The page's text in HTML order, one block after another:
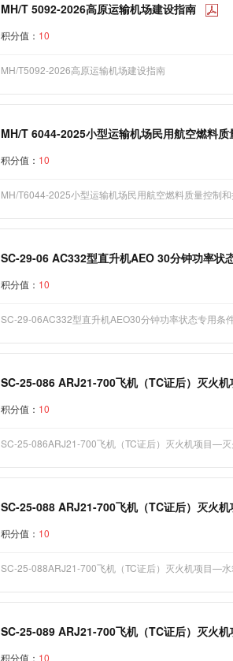
MH/T 5092-2026高原运输机场建设指南
积分值： 10
MH/T5092-2026高原运输机场建设指南
MH/T 6044-2025小型运输机场民用航空燃料
积分值： 10
MH/T6044-2025小型运输机场民用航空燃料质量控制
SC-29-06 AC332型直升机AEO 30分钟功率状
积分值： 10
SC-29-06AC332型直升机AEO30分钟功率状态专用条
SC-25-086 ARJ21-700飞机（TC证后）灭火
积分值： 10
SC-25-086ARJ21-700飞机（TC证后）灭火机项目—
SC-25-088 ARJ21-700飞机（TC证后）灭火
积分值： 10
SC-25-088ARJ21-700飞机（TC证后）灭火机项目—水
SC-25-089 ARJ21-700飞机（TC证后）灭火
积分值： 10